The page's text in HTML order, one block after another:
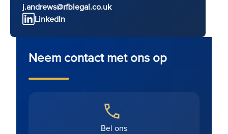
j.andrews@rfblegal.co.uk
LinkedIn
Neem contact met ons op
Bel ons